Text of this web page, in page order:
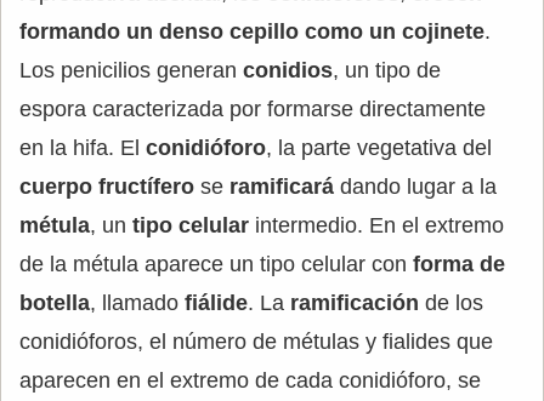
formando un denso cepillo como un cojinete.
Los penicilios generan conidios, un tipo de
espora caracterizada por formarse directamente
en la hifa. El conidióforo, la parte vegetativa del
cuerpo fructífero se ramificará dando lugar a la
métula, un tipo celular intermedio. En el extremo
de la métula aparece un tipo celular con forma de
botella, llamado fiálide. La ramificación de los
conidióforos, el número de métulas y fialides que
aparecen en el extremo de cada conidióforo, se